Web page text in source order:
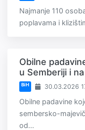
Najmanje 110
poplavama i
Obilne
u Semberiji i
BiH 30.03.2026
Obilne padavine
sembersko-
od...